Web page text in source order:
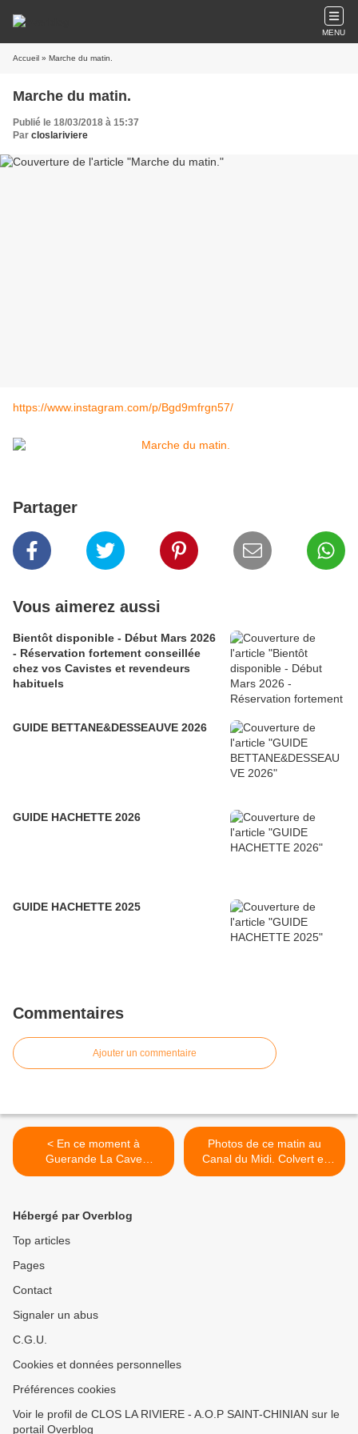
MENU
Accueil » Marche du matin.
Marche du matin.
Publié le 18/03/2018 à 15:37
Par closlariviere
https://www.instagram.com/p/Bgd9mfrgn57/
Partager
Vous aimerez aussi
Bientôt disponible - Début Mars 2026
- Réservation fortement conseillée
chez vos Cavistes et revendeurs
habituels
GUIDE BETTANE&DESSEAUVE 2026
GUIDE HACHETTE 2026
GUIDE HACHETTE 2025
Commentaires
Ajouter un commentaire
< En ce moment à
Guerande La Cave
Gourmande Vino VINI chez
Nouvelles Cuvées du CR
Clos la Rivière en
compagnie du Producteur...
Venez déguster notre
Rivière « Pierres Blanches
» 2017 un vin blanc sec
poissons et coquillages,
limité.... On vous attends.
@Vino Vini Guérande
Photos de ce matin au
Canal du Midi. Colvert et
Grue. >
Hébergé par Overblog
Top articles
Pages
Contact
Signaler un abus
C.G.U.
Cookies et données personnelles
Préférences cookies
Voir le profil de CLOS LA RIVIERE - A.O.P SAINT-CHINIAN sur le
portail Overblog